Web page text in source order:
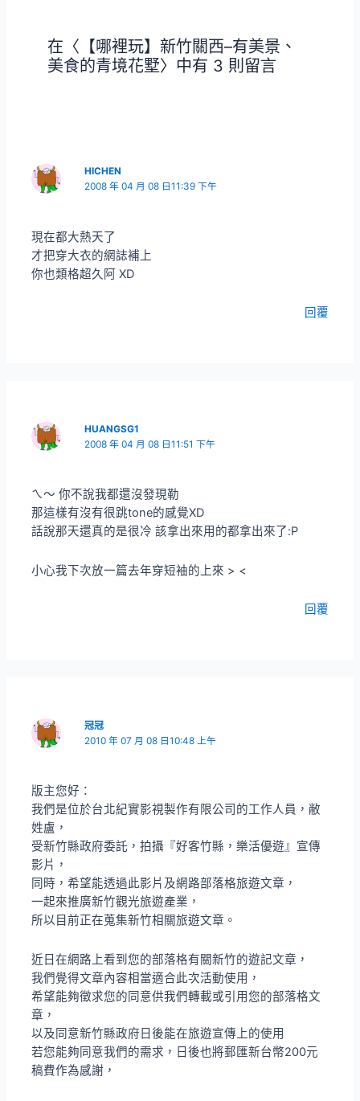
在〈【哪裡玩】新竹關西–有美景、
美食的青境花墅〉中有 3 則留言
HICHEN
2008 年 04 月 08 日11:39 下午
現在都大熱天了
才把穿大衣的網誌補上
你也類格超久阿 XD
回覆
HUANGSG1
2008 年 04 月 08 日11:51 下午
ㄟ～ 你不說我都還沒發現勒
那這樣有沒有很跳tone的感覺XD
話說那天還真的是很冷 該拿出來用的都拿出來了:P
小心我下次放一篇去年穿短袖的上來 > <
回覆
冠冠
2010 年 07 月 08 日10:48 上午
版主您好：
我們是位於台北紀實影視製作有限公司的工作人員，敝
姓盧，
受新竹縣政府委託，拍攝『好客竹縣，樂活優遊』宣傳
影片，
同時，希望能透過此影片及網路部落格旅遊文章，
一起來推廣新竹觀光旅遊產業，
所以目前正在蒐集新竹相關旅遊文章。
近日在網路上看到您的部落格有關新竹的遊記文章，
我們覺得文章內容相當適合此次活動使用，
希望能夠徵求您的同意供我們轉載或引用您的部落格文
章，
以及同意新竹縣政府日後能在旅遊宣傳上的使用
若您能夠同意我們的需求，日後也將郵匯新台幣200元
稿費作為感謝，